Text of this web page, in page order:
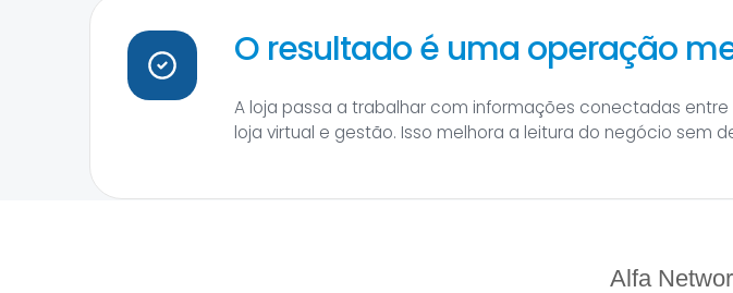
O resultado é uma operação
A loja passa a trabalhar com informações conectadas
loja virtual e gestão. Isso melhora a leitura do negócio sem
Alfa